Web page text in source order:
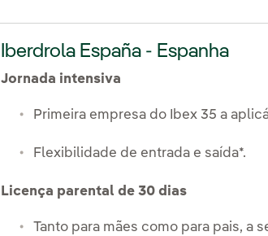
Iberdrola España - Espanha
Jornada intensiva
Primeira empresa do Ibex 35 a
Flexibilidade de entrada e saída*.
Licença parental de 30 dias
Tanto para mães como para pais, a